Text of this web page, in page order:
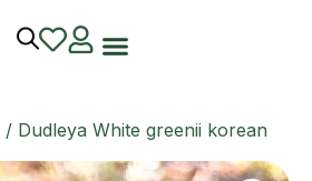
/ Dudleya White greenii korean